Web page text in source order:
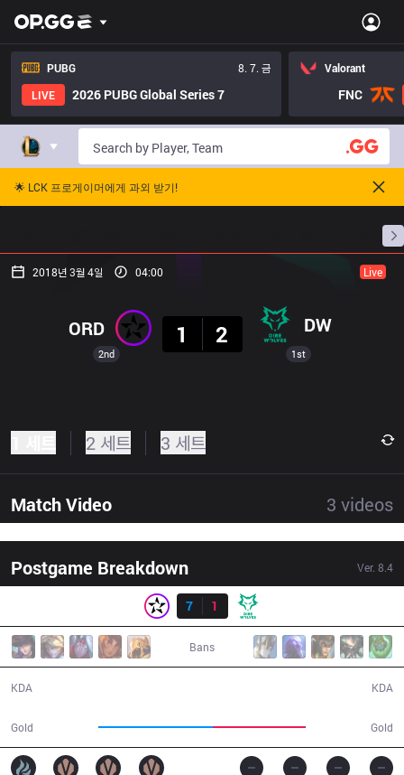
PUBG
8. 7. 금
LIVE
2026 PUBG Global Series 7
Valorant
FNC
🌟 LCK 프로게이머에게 과외 받기!
프로빌
2018년 3월 4일 04:00 Live
2nd
ORD
1
2 DW
1st
2 세트 3 세트
Match Video 3 videos
Postgame Breakdown Ver. 8.4
7
1
Bans
KDA
Gold Gold
KDA